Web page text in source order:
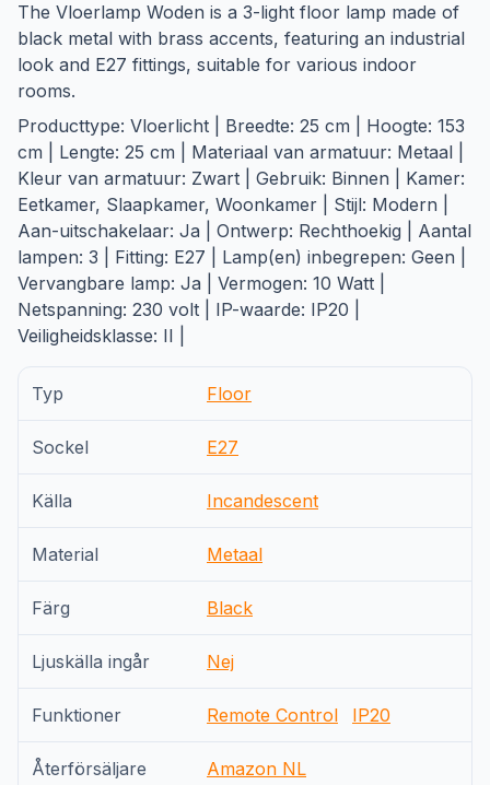
The Vloerlamp Woden is a 3-light floor lamp made of
black metal with brass accents, featuring an industrial
look and E27 fittings, suitable for various indoor
rooms.
Producttype: Vloerlicht | Breedte: 25 cm | Hoogte: 153
cm | Lengte: 25 cm | Materiaal van armatuur: Metaal |
Kleur van armatuur: Zwart | Gebruik: Binnen | Kamer:
Eetkamer, Slaapkamer, Woonkamer | Stijl: Modern |
Aan-uitschakelaar: Ja | Ontwerp: Rechthoekig | Aantal
lampen: 3 | Fitting: E27 | Lamp(en) inbegrepen: Geen |
Vervangbare lamp: Ja | Vermogen: 10 Watt |
Netspanning: 230 volt | IP-waarde: IP20 |
Veiligheidsklasse: II |
Typ Floor
Sockel E27
Källa Incandescent
Material Metaal
Färg Black
Ljuskälla ingår Nej
Funktioner Remote Control IP20
Återförsäljare Amazon NL